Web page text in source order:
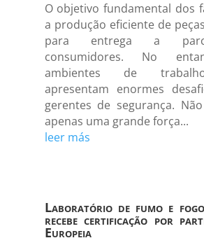
O objetivo fundamental dos
a produção eficiente de
para entrega a
consumidores. No
ambientes de
apresentam enormes
gerentes de segurança.
apenas uma grande força...
leer más
Laboratório de fumo e
recebe certificação por
Europeia